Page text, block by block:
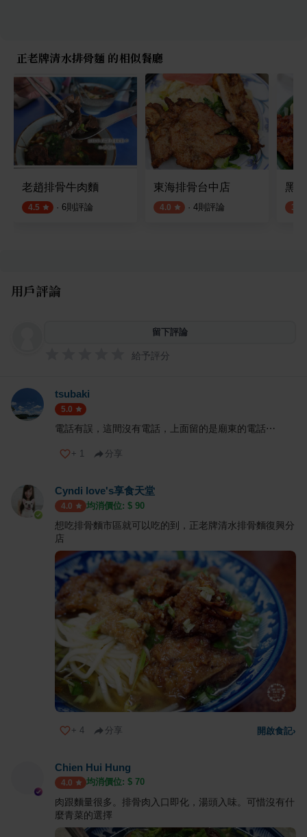
正老牌清水排骨麵 的相似餐廳
老趙排骨牛肉麵
4.5 · 6則評論
東海排骨台中店
4.0 · 4則評論
黑
3.5
用戶評論
留下評論
給予評分
tsubaki
5.0
電話有誤，這間沒有電話，上面留的是廟東的電話⋯
+ 1 分享
Cyndi love's享食天堂
4.0 均消價位: $ 90
想吃排骨麵市區就可以吃的到，正老牌清水排骨麵復興分
店
+ 4 分享 開啟食記›
Chien Hui Hung
4.0 均消價位: $ 70
肉跟麵量很多。排骨肉入口即化，湯頭入味。可惜沒有什
麼青菜的選擇